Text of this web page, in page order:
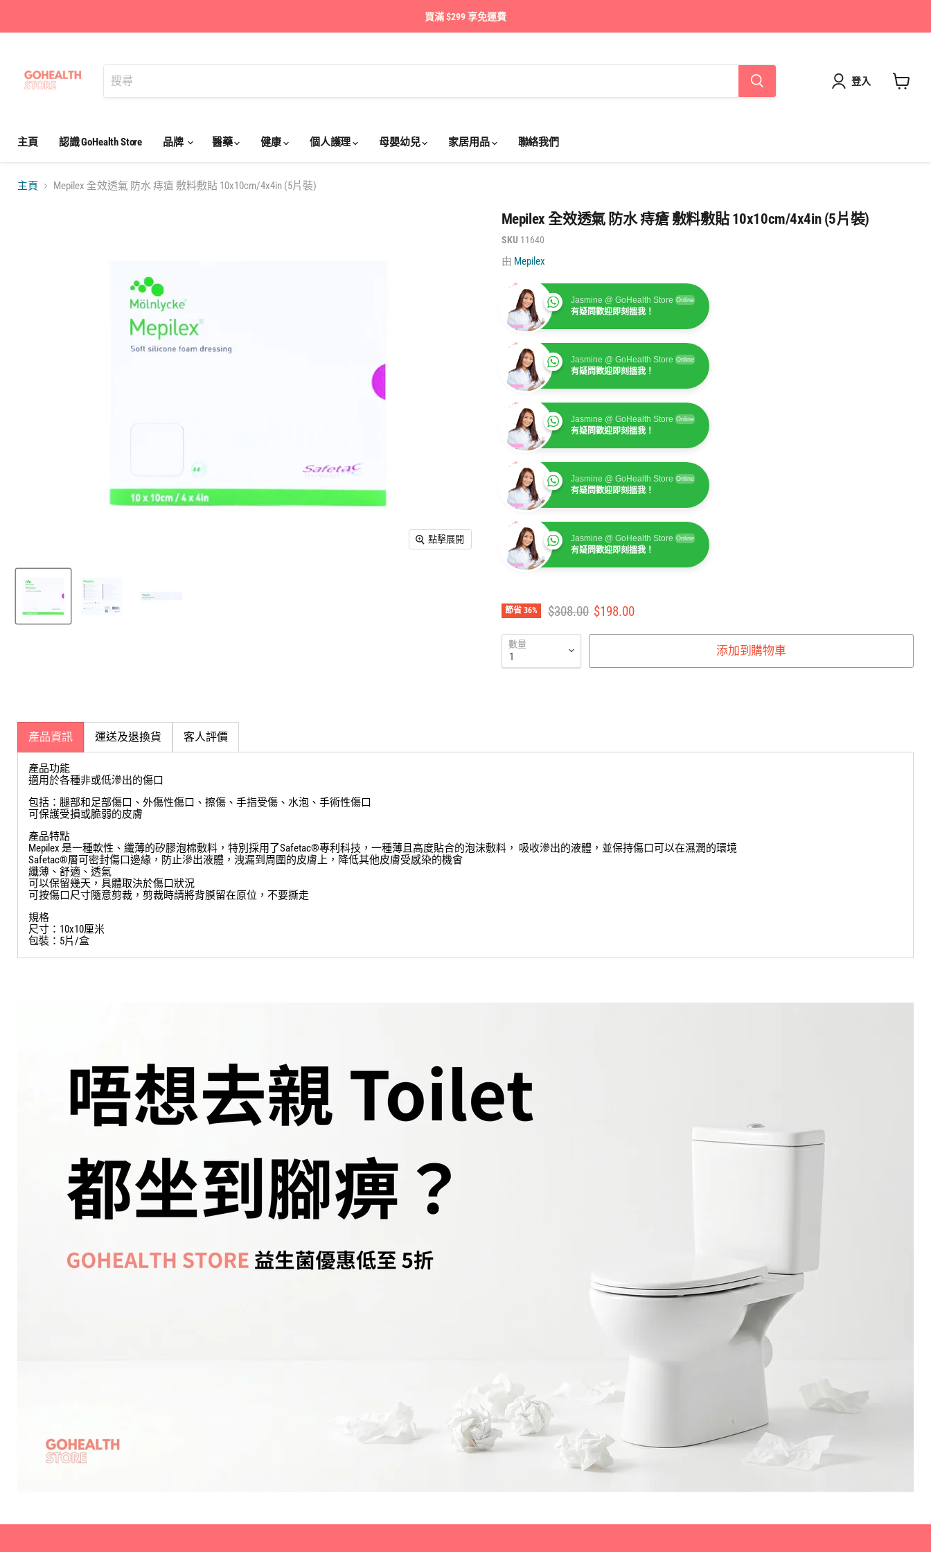
買滿 $299 享免運費
登入
主頁 認識 GoHealth Store 品牌 醫藥 健康 個人護理 母嬰幼兒 家居用品 聯絡我們
主頁 Mepilex 全效透氣 防水 痔瘡 敷料敷貼 10x10cm/4x4in (5片裝)
點擊展開
Mepilex 全效透氣 防水 痔瘡 敷料敷貼 10x10cm/4x4in (5片裝)
SKU 11640
由 Mepilex
Jasmine @ GoHealth Store Online
有疑問歡迎即刻搵我！
Jasmine @ GoHealth Store Online
有疑問歡迎即刻搵我！
Jasmine @ GoHealth Store Online
有疑問歡迎即刻搵我！
Jasmine @ GoHealth Store Online
有疑問歡迎即刻搵我！
Jasmine @ GoHealth Store Online
有疑問歡迎即刻搵我！
節省 36% 建議零售價
$308.00 售價
$198.00
數量 添加到購物車
產品資訊 運送及退換貨 客人評價
產品功能
適用於各種非或低滲出的傷口
包括：腿部和足部傷口、外傷性傷口、擦傷、手指受傷、水泡、手術性傷口
可保護受損或脆弱的皮膚
產品特點
Mepilex 是一種軟性、纖薄的矽膠泡棉敷料，特別採用了Safetac®專利科技，一種薄且高度貼合的泡沫敷料， 吸收滲出的液體，並保持傷口可以在濕潤的環境
Safetac®層可密封傷口邊緣，防止滲出液體，洩漏到周圍的皮膚上，降低其他皮膚受感染的機會
纖薄、舒適、透氣
可以保留幾天，具體取決於傷口狀況
可按傷口尺寸隨意剪裁，剪裁時請將背膜留在原位，不要撕走
規格
尺寸：10x10厘米
包裝：5片/盒